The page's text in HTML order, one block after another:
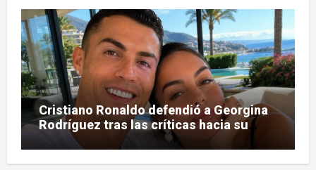
Cristiano Ronaldo defendió a Georgina
Rodríguez tras las críticas hacia su
figura